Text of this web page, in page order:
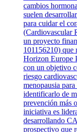
cambios
suelen
para cuidar el
(Cardiovascular
un proyecto
101156210)
Horizon Europe
con un objetivo
riesgo
menopausia
identificarlo de
prevención más
iniciativa es
desarrollando
prospectivo que